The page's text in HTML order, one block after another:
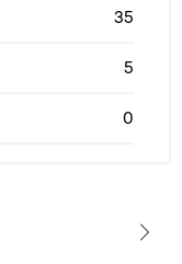
35
5
0